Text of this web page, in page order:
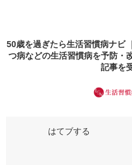
50歳を過ぎたら生活習慣病ナビ
つ病などの生活習慣病を予防・
記事を